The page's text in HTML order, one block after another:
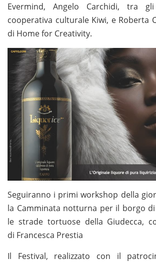
Evermind, Angelo Carchidi, tra
cooperativa culturale Kiwi, e Roberta
di Home for Creativity.
Seguiranno i primi workshop della
la Camminata notturna per il borgo
le strade tortuose della Giudecca,
di Francesca Prestia
Il Festival, realizzato con il